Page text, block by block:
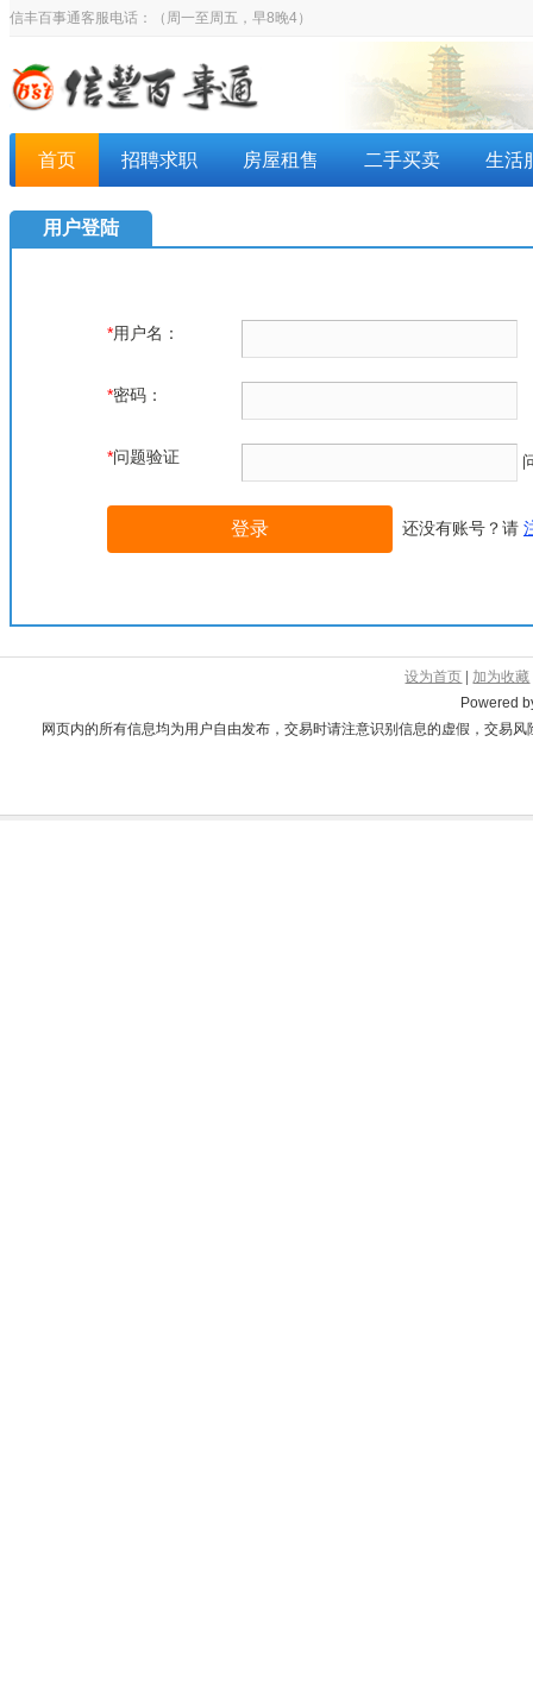
信丰百事通客服电话： （周一至周五，早8晚4）
首页 招聘求职 房屋租售 二手买卖 生活
用户登陆
*用户名：
*密码：
*问题验证
还没有账号？请
设为首页 加为收藏
Powered
网页内的所有信息均为用户自由发布，交易时请注意识别信息的虚假，交易